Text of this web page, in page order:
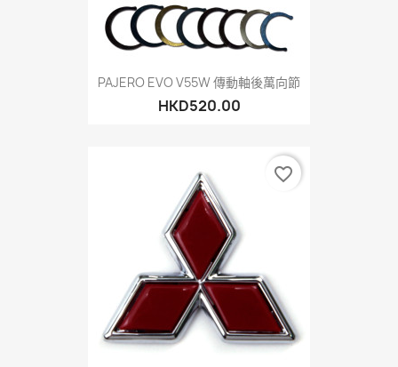
PAJERO EVO V55W 傳動軸後萬向節
HKD520.00
favorite_border